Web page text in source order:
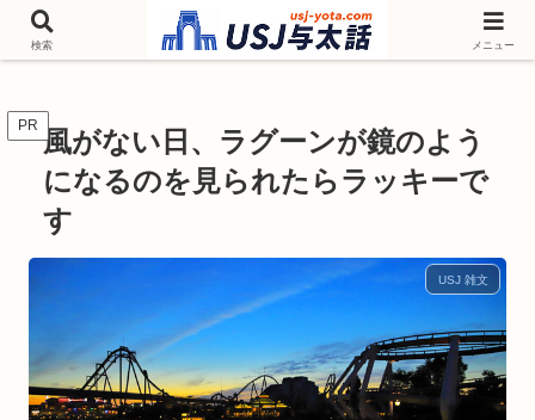
チケットやシーズンイベント ニンテンドーワールド アトラクションなどユニ
バを歩いて情報収集しています
PR 風がない日、ラグーンが鏡のよう
になるのを見られたらラッキーで
す
USJ 雑文
検索 メニュー